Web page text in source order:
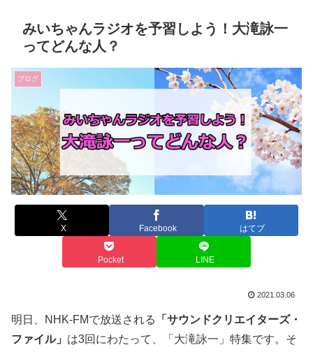
みいちゃんラジオを予習しよう！大滝詠一
ってどんな人？
ブログ
X Facebook はてブ
Pocket LINE
2021.03.06
明日、NHK-FMで放送される
「サウンドクリエイターズ・
ファイル」 は3回にわたって、「大滝詠一」特集です。そ